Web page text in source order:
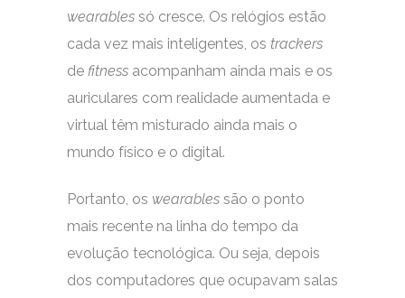
wearables só cresce. Os relógios estão
cada vez mais inteligentes, os trackers
de fitness acompanham ainda mais e os
auriculares com realidade aumentada e
virtual têm misturado ainda mais o
mundo físico e o digital.
Portanto, os wearables são o ponto
mais recente na linha do tempo da
evolução tecnológica. Ou seja, depois
dos computadores que ocupavam salas